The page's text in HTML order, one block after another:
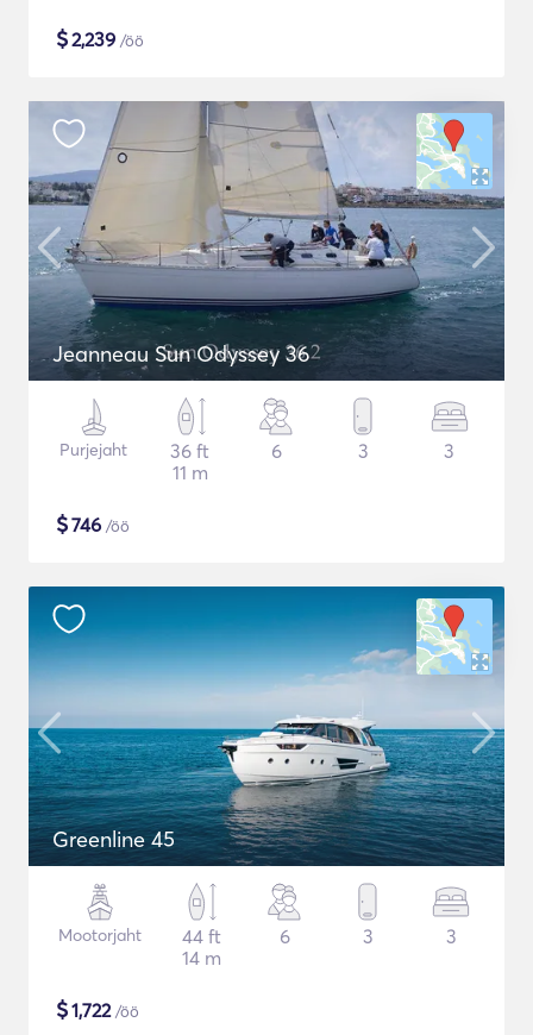
$2,239 /öö
Jeanneau Sun Odyssey 36
Purjejaht
36 ft
11 m
6 3 3
$746 /öö
Greenline 45
Mootorjaht
44 ft
14 m
6 3 3
$1,722/öö